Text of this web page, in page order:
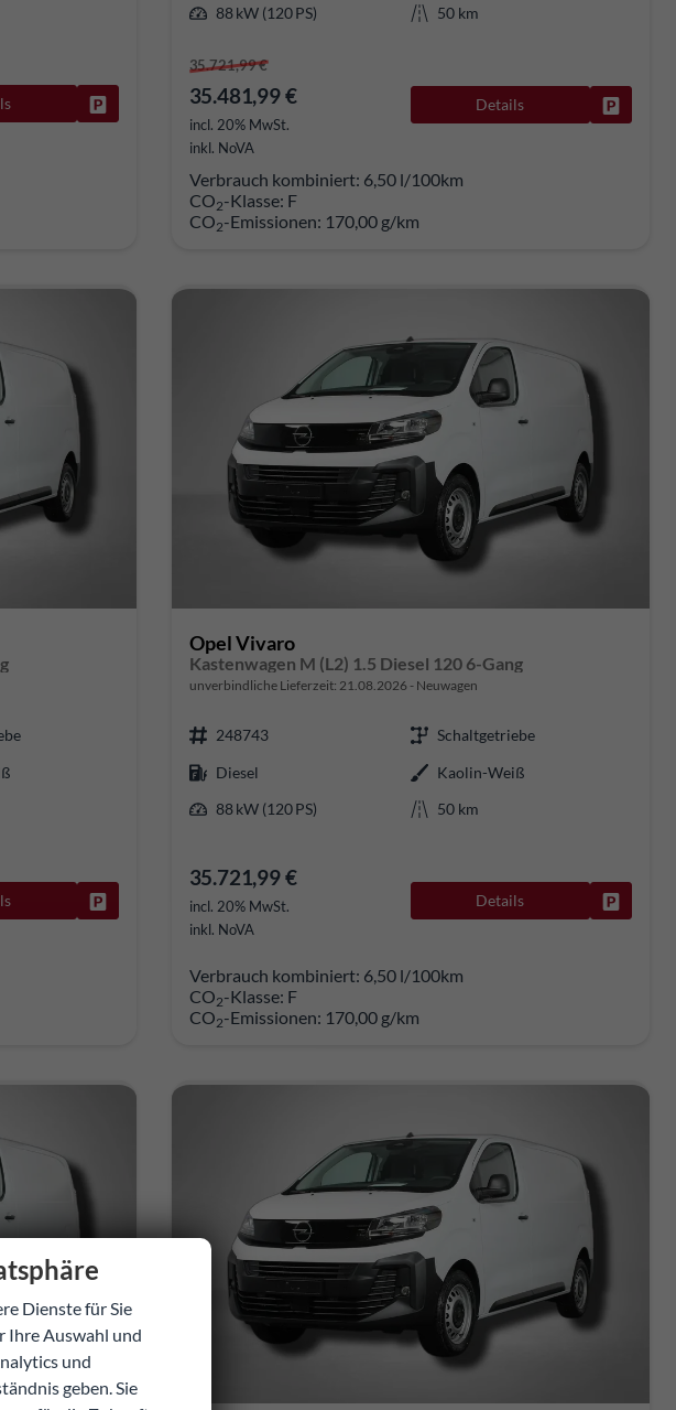
Fahrzeug parken
88 kW (120 PS)
50 km
35.721,99 €
35.481,99 €
incl. 20% MwSt.
inkl. NoVA
Details
Verbrauch kombiniert: 6,50 l/100km
CO2-Klasse: F
CO2-Emissionen: 170,00 g/km
Fahrzeug parken
Opel Vivaro
Kastenwagen M (L2) 1.5 Diesel 120 6-Gang
unverbindliche Lieferzeit: 21.08.2026 Neuwagen
248743
Schaltgetriebe
Diesel
Kaolin-Weiß
88 kW (120 PS)
50 km
35.721,99 €
incl. 20% MwSt.
inkl. NoVA
Details
Verbrauch kombiniert: 6,50 l/100km
CO2-Klasse: F
CO2-Emissionen: 170,00 g/km
Dienste für Sie
Ihre Auswahl und
und
geben. Sie